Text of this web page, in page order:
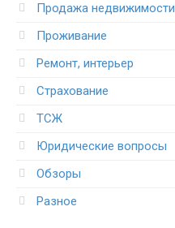
Продажа недвижимости
Проживание
Ремонт, интерьер
Страхование
ТСЖ
Юридические вопросы
Обзоры
Разное